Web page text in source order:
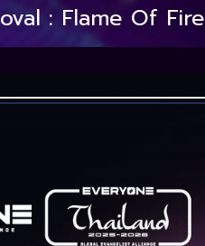
: Flame Of Fire